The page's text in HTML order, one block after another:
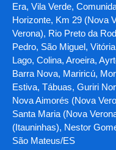
Era, Vila Verde,
Horizonte, Km 29 (Nova
Verona), Rio Preto da
Pedro, São Miguel,
Lago, Colina, Aroeira,
Barra Nova, Mariricú,
Estiva, Tábuas, Guriri
Nova Aimorés (Nova
Santa Maria (Nova
(Itauninhas), Nestor
São Mateus/ES